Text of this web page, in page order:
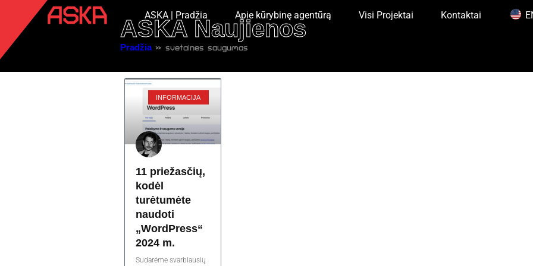
ASKA | Pradžia Apie kūrybinę agentūrą Visi Projektai Kontaktai
ASKA Naujienos
Pradžia» svetaines saugumas
INFORMACIJA
11 priežasčių,
kodėl
turėtumėte
naudoti
„WordPress“
2024 m.
Sudarėme svarbiausių